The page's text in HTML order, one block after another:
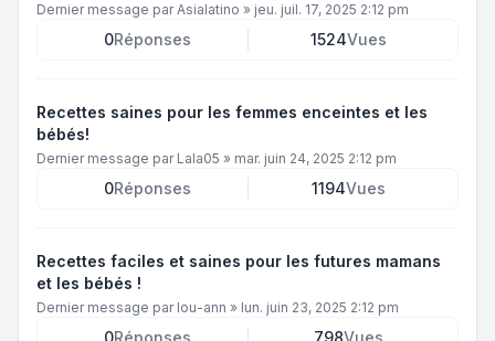
Dernier message parAsialatino » jeu. juil. 17, 2025 2:12 pm
0Réponses 1524Vues
Recettes saines pour les femmes enceintes et les
bébés!
Dernier message par Lala05 » mar. juin 24, 2025 2:12 pm
0Réponses 1194Vues
Recettes faciles et saines pour les futures mamans
et les bébés !
Dernier message par lou-ann » lun. juin 23, 2025 2:12 pm
0Réponses 798Vues